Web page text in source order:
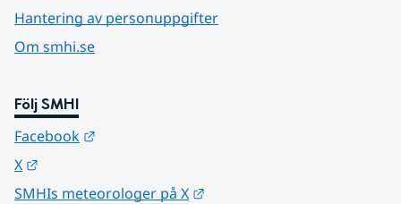
Hantering av personuppgifter
Om smhi.se
Följ SMHI
Facebook
X
SMHIs meteorologer på X